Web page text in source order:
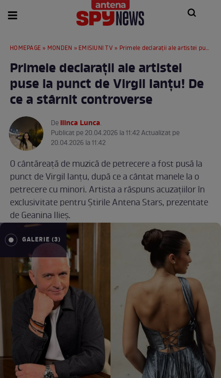
HOMEPAGE » MONDEN » EMISIUNI TV » Primele declarații ale artistei puse la punct de Virgil Ianțu! De ce a stârnit controverse
Primele declarații ale artistei
puse la punct de Virgil Ianțu! De
ce a stârnit controverse
DeIlinca Lunca.
Publicat pe 20.04.2026 la 11:42 Actualizat pe
20.04.2026 la 11:42
O cântăreață de muzică de petrecere a fost pusă la
punct de Virgil Ianțu, după ce a cântat manele la o
petrecere cu minori. Artista a răspuns acuzațiilor în
exclusivitate pentru Știrile Antena Stars, prezentate
de Geanina Ilieș.
GALERIE (3)